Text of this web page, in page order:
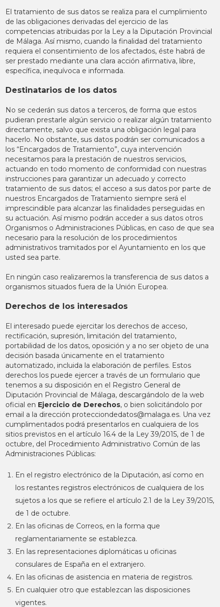
El tratamiento de sus datos se realiza para el cumplimiento
de las obligaciones derivadas del ejercicio de las
competencias atribuidas por la Ley a la Diputación Provincial
de Málaga. Así mismo, cuando la finalidad del tratamiento
requiera el consentimiento de los afectados, éste habrá de
ser prestado mediante una clara acción afirmativa, libre,
específica, inequívoca e informada.
Destinatarios de los datos
No se cederán sus datos a terceros, de forma que estos
pudieran prestarle algún servicio o realizar algún tratamiento
directamente, salvo que exista una obligación legal para
hacerlo. No obstante, sus datos podrán ser comunicados a
los “Encargados de Tratamiento”, cuya intervención
necesitamos para la prestación de nuestros servicios,
actuando en todo momento de conformidad con nuestras
instrucciones para garantizar un adecuado y correcto
tratamiento de sus datos; el acceso a sus datos por parte de
nuestros Encargados de Tratamiento siempre será el
imprescindible para alcanzar las finalidades perseguidas en
su actuación. Así mismo podrán acceder a sus datos otros
Organismos o Administraciones Públicas, en caso de que sea
necesario para la resolución de los procedimientos
administrativos tramitados por el Ayuntamiento en los que
usted sea parte.
En ningún caso realizaremos la transferencia de sus datos a
organismos situados fuera de la Unión Europea.
Derechos de los interesados
El interesado puede ejercitar los derechos de acceso,
rectificación, supresión, limitación del tratamiento,
portabilidad de los datos, oposición y a no ser objeto de una
decisión basada únicamente en el tratamiento
automatizado, incluida la elaboración de perfiles. Estos
derechos los puede ejercer a través de un formulario que
tenemos a su disposición en el Registro General de
Diputación Provincial de Málaga, descargándolo de la web
oficial en Ejercicio de Derechos, o bien solicitándolo por
email a la direcciónprotecciondedatos@malaga.es. Una vez
cumplimentados podrá presentarlos en cualquiera de los
sitios previstos en el artículo 16.4 de la Ley 39/2015, de 1 de
octubre, del Procedimiento Administrativo Común de las
Administraciones Públicas:
En el registro electrónico de la Diputación, así como en
los restantes registros electrónicos de cualquiera de los
sujetos a los que se refiere el artículo 2.1 de la Ley 39/2015,
de 1 de octubre.
En las oficinas de Correos, en la forma que
reglamentariamente se establezca.
En las representaciones diplomáticas u oficinas
consulares de España en el extranjero.
En las oficinas de asistencia en materia de registros.
En cualquier otro que establezcan las disposiciones
vigentes.